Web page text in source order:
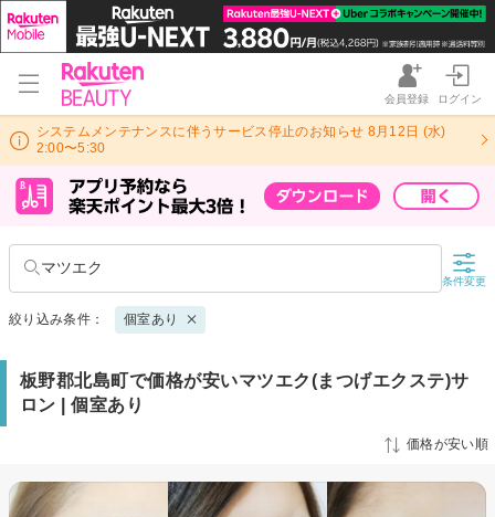
会員登録 ログイン
システムメンテナンスに伴うサービス停止のお知らせ 8月12日 (水)
2:00〜5:30
マツエク
条件変更
絞り込み条件： 個室あり
板野郡北島町で価格が安いマツエク(まつげエクステ)サ
ロン | 個室あり
価格が安い順